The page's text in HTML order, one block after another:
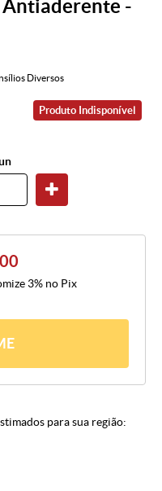
Antiaderente -
Diversos
Produto Indisponível
3% no Pix
para sua região: